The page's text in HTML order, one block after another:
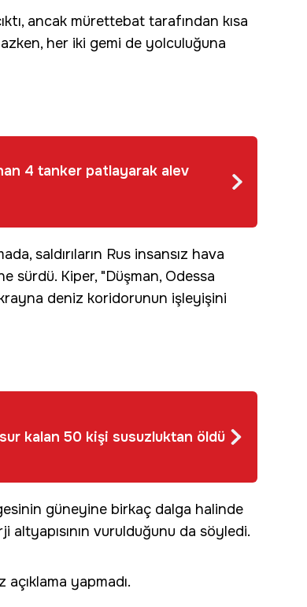
ancak mürettebat tarafından kısa
her iki gemi de yolculuğuna
4 tanker patlayarak alev
saldırıların Rus insansız hava
sürdü. Kiper, "Düşman, Odessa
deniz koridorunun işleyişini
kalan 50 kişi susuzluktan öldü
güneyine birkaç dalga halinde
altyapısının vurulduğunu da söyledi.
yapmadı.